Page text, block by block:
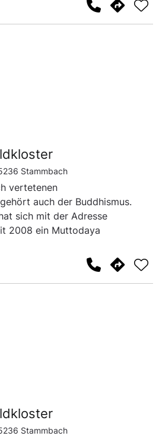
Stammbach
vertetenen
auch der Buddhismus.
sich mit der Adresse
2008 ein Muttodaya
das leicht durch die
Statue vor dem Wald zu
Stammbach